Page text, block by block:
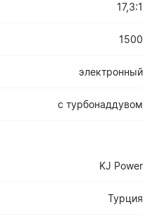
17,3:1
1500
электронный
с турбонаддувом
KJ Power
Турция